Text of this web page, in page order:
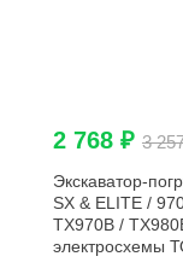
2 768 ₽ 3
Экскаватор-
SX & ELITE /
TX970B /
электросхемы